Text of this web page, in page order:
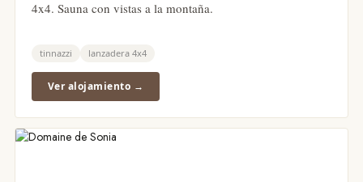
4x4. Sauna con vistas a la montaña.
tinnazzi lanzadera 4x4
Ver alojamiento →